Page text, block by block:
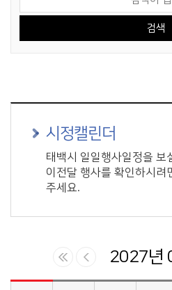
시정캘린더
태백시 일일행사일정을 보
이전달 행사를 확인하시려
주세요.
2027년